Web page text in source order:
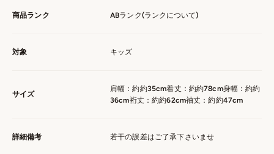
商品ランク ABランク(ランクについて)
対象 キッズ
サイズ
肩幅：約約35cm着丈：約約78cm身幅：約約
36cm裄丈：約約62cm袖丈：約約47cm
詳細備考 若干の誤差はご了承下さいませ